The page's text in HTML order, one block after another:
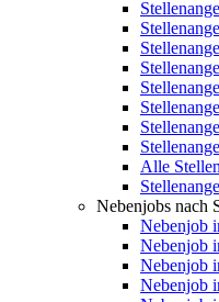
Alle
Nebenjobs nach
Nebenjob
Nebenjob
Nebenjob
Nebenjob